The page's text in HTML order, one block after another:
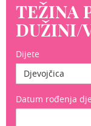
TEŽINA
DUŽINI/
Dijete
Djevojčica
Datum rođenja